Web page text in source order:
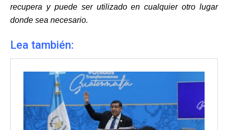
recupera y puede ser utilizado en cualquier otro lugar
donde sea necesario.
Lea también: